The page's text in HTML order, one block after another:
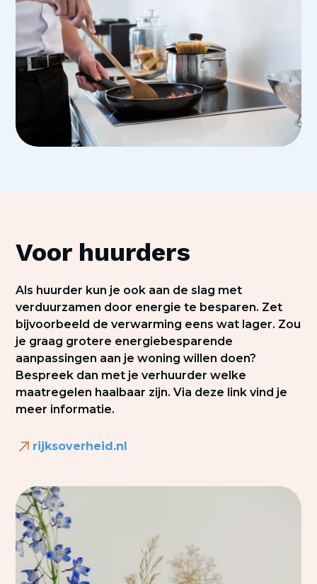
Voor huurders
Als huurder kun je ook aan de slag met
verduurzamen door energie te besparen. Zet
bijvoorbeeld de verwarming eens wat lager. Zou
je graag grotere energiebesparende
aanpassingen aan je woning willen doen?
Bespreek dan met je verhuurder welke
maatregelen haalbaar zijn. Via deze link vind je
meer informatie.
rijksoverheid.nl